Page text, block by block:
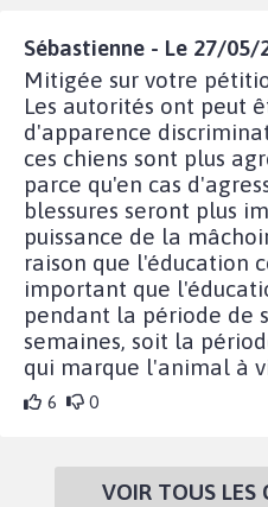
Sébastienne - Le 27/05/
Mitigée sur votre
Les autorités ont peut
d'apparence
ces chiens sont plus
parce qu'en cas
blessures seront plus
puissance de la
raison que l'éducation
important que
pendant la période de
semaines, soit la
qui marque l'animal à
6 0
VOIR TOUS LES